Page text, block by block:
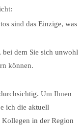
sind das Einzige, was
dem Sie sich unwohl
können.
Um Ihnen
ich die aktuell
Kollegen in der Region